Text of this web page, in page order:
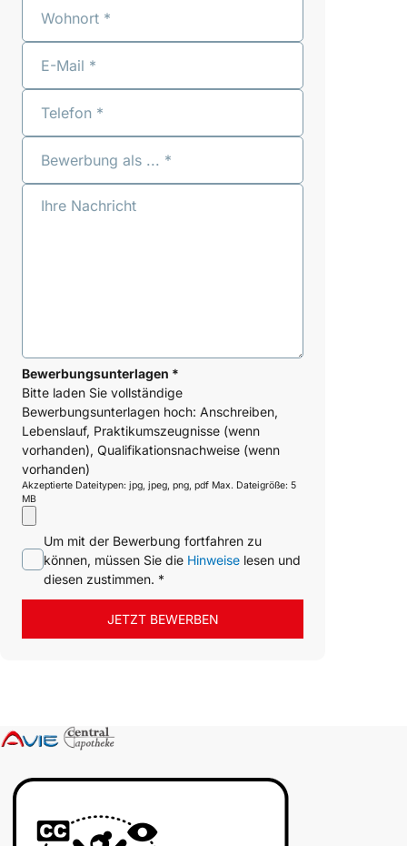
Bewerbungsunterlagen *
Bitte laden Sie vollständige
Bewerbungsunterlagen hoch: Anschreiben,
Lebenslauf, Praktikumszeugnisse (wenn
vorhanden), Qualifikationsnachweise (wenn
vorhanden)
Akzeptierte Dateitypen: jpg, jpeg, png, pdf Max. Dateigröße: 5
MB
Um mit der Bewerbung fortfahren zu
können, müssen Sie die Hinweise lesen und
diesen zustimmen. *